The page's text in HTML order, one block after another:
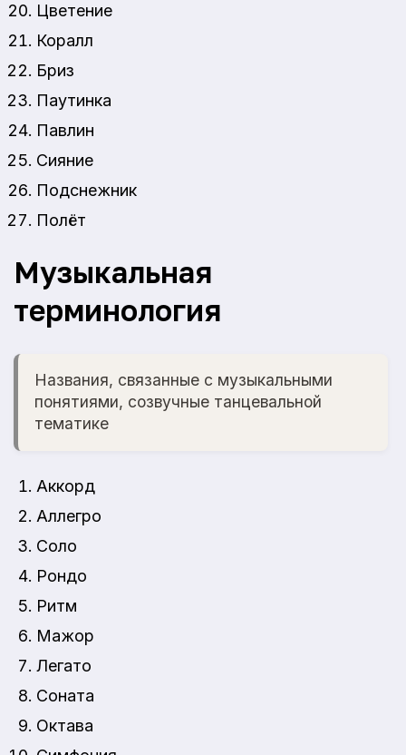
Цветение
Коралл
Бриз
Паутинка
Павлин
Сияние
Подснежник
Полёт
Музыкальная
терминология
Названия, связанные с музыкальными
понятиями, созвучные танцевальной
тематике
Аккорд
Аллегро
Соло
Рондо
Ритм
Мажор
Легато
Соната
Октава